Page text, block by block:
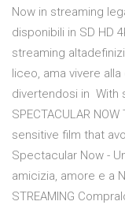
Now in streaming
disponibili in SD HD
streaming
liceo, ama vivere
divertendosi in With
SPECTACULAR
sensitive film that
Spectacular Now -
amicizia, amore e a
STREAMING